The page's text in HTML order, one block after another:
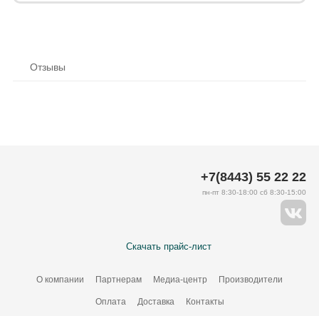
Отзывы
Скачать прайс-лист
О компании Партнерам Медиа-центр Производители
Оплата Доставка Контакты
+7(8443) 55 22 22
пн-пт 8:30-18:00 сб 8:30-15:00